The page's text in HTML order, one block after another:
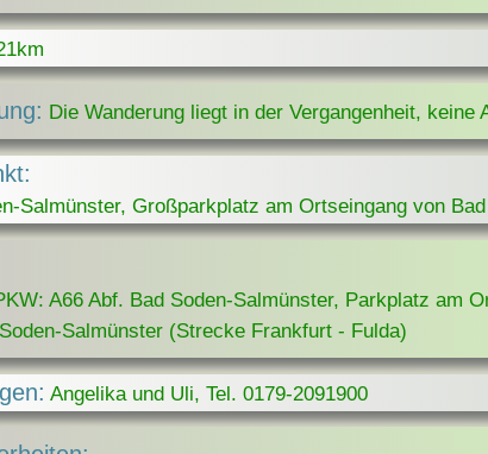
Die Wanderung liegt in der Vergangenheit, keine
Salmünster, Großparkplatz am Ortseingang von
A66 Abf. Bad Soden-Salmünster, Parkplatz am
Salmünster (Strecke Frankfurt - Fulda)
Angelika und Uli, Tel. 0179-2091900